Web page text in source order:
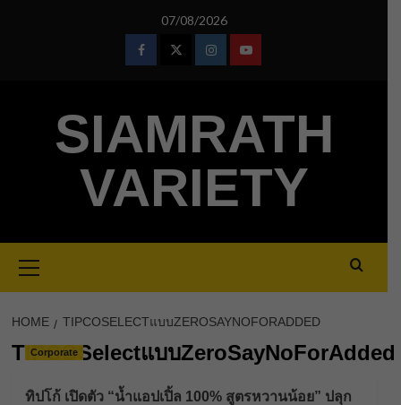
07/08/2026
FacebookTwitterInstagramYoutube
SIAMRATH
VARIETY
Menu
HOME TIPCOSELECTแบบZEROSAYNOFORADDED
TIPCOSelectแบบZeroSayNoForAdded
Corporate
ทิปโก้ เปิดตัว “น้ำแอปเปิ้ล 100% สูตรหวานน้อย” ปลุก